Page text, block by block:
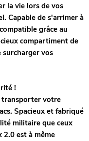
la vie lors de vos
Capable de s'arrimer à
grâce au
compartiment de
vos
!
transporter votre
Spacieux et fabriqué
militaire que ceux
2.0 est à même